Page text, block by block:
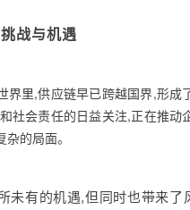
战与机遇
界里,供应链早已跨越国界,形
社会责任的日益关注,正在推
的局面。
未有的机遇,但同时也带来